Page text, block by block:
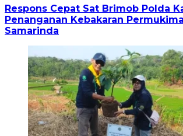
Respons Cepat Sat Brimob Polda
Penanganan Kebakaran
Samarinda